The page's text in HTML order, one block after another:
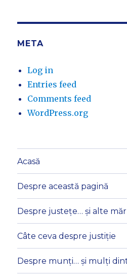
META
Log in
Entries feed
Comments feed
WordPress.org
Acasă
Despre această pagină
Despre justețe… și alte
Câte ceva despre justiție
Despre munți… și mulți